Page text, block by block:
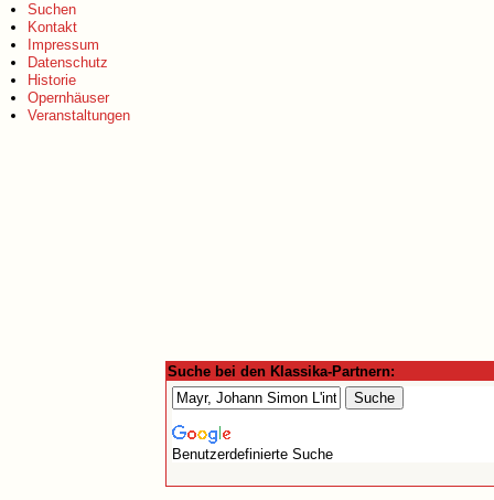
Suchen
Kontakt
Impressum
Datenschutz
Historie
Opernhäuser
Veranstaltungen
Suche bei den Klassika-Partnern:
Benutzerdefinierte Suche